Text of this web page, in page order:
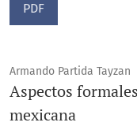
PDF
Armando Partida Tayzan
Aspectos
mexicana